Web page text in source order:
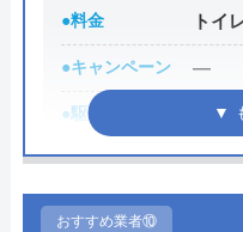
代表者 中山
所在地
東京
対応エリア 日本全
●料金 トイ
●キャンペーン ―
●駆けつけ時間 最短
●受付時間 24時
●定休日
おすすめ業者⑩